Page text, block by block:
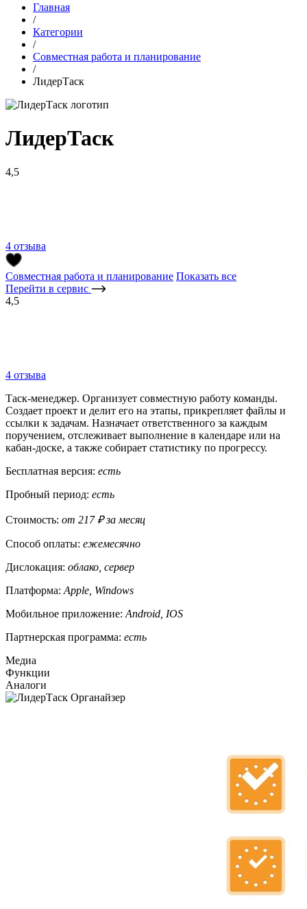
Главная
/
Категории
/
Совместная работа и планирование
/
ЛидерТаск
ЛидерТаск
4,5
4 отзыва
Совместная работа и планирование Показать все
Перейти в сервис
4,5
4 отзыва
Таск-менеджер. Организует совместную работу команды.
Создает проект и делит его на этапы, прикрепляет файлы и
ссылки к задачам. Назначает ответственного за каждым
поручением, отслеживает выполнение в календаре или на
кабан-доске, а также собирает статистику по прогрессу.
Бесплатная версия: есть
Пробный период: есть
Стоимость: от 217 ₽ за месяц
Способ оплаты: ежемесячно
Дислокация: облако, сервер
Платформа: Apple, Windows
Мобильное приложение: Android, IOS
Партнерская программа: есть
Медиа
Функции
Аналоги